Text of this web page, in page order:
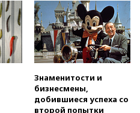
10:41
Mind
10:41
ЕС и
10:21
Знаменитости и
бизнесмены,
добившиеся успеха со
второй попытки